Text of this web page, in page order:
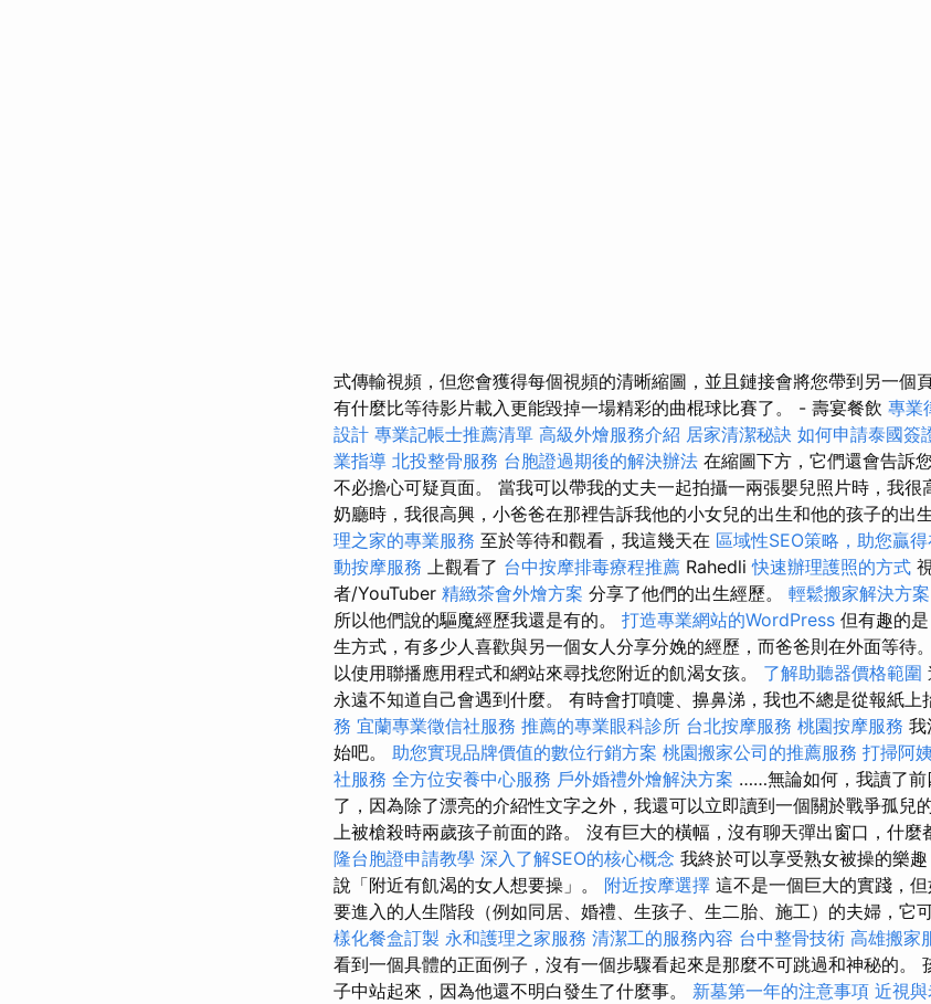
式傳輸視頻，但您會獲得每個視頻的清晰縮圖，並且鏈接會將您帶到另一個
有什麼比等待影片載入更能毀掉一場精彩的曲棍球比賽了。 - 壽宴餐飲 專業
設計 專業記帳士推薦清單 高級外燴服務介紹 居家清潔秘訣 如何申請泰國簽
業指導 北投整骨服務 台胞證過期後的解決辦法 在縮圖下方，它們還會告訴
不必擔心可疑頁面。 當我可以帶我的丈夫一起拍攝一兩張嬰兒照片時，我很
奶廳時，我很高興，小爸爸在那裡告訴我他的小女兒的出生和他的孩子的出
理之家的專業服務 至於等待和觀看，我這幾天在 區域性SEO策略，助您贏
動按摩服務
上觀看了 台中按摩排毒療程推薦 Rahedli快速辦理護照的方式
者/YouTuber 精緻茶會外燴方案 分享了他們的出生經歷。 輕鬆搬家解決方案
所以他們說的驅魔經歷我還是有的。 打造專業網站的WordPress 但有趣的
生方式，有多少人喜歡與另一個女人分享分娩的經歷，而爸爸則在外面等待。
以使用聯播應用程式和網站來尋找您附近的飢渴女孩。 了解助聽器價格範圍
永遠不知道自己會遇到什麼。 有時會打噴嚏、擤鼻涕，我也不總是從報紙上
務 宜蘭專業徵信社服務 推薦的專業眼科診所 台北按摩服務 桃園按摩服務 我
始吧。 助您實現品牌價值的數位行銷方案 桃園搬家公司的推薦服務 打掃阿
社服務 全方位安養中心服務 戶外婚禮外燴解決方案 ……無論如何，我讀了前
了，因為除了漂亮的介紹性文字之外，我還可以立即讀到一個關於戰爭孤兒
上被槍殺時兩歲孩子前面的路。 沒有巨大的橫幅，沒有聊天彈出窗口，什麼
隆台胞證申請教學 深入了解SEO的核心概念 我終於可以享受熟女被操的樂
說「附近有飢渴的女人想要操」。 附近按摩選擇 這不是一個巨大的實踐，
要進入的人生階段（例如同居、婚禮、生孩子、生二胎、施工）的夫婦，它
樣化餐盒訂製 永和護理之家服務 清潔工的服務內容 台中整骨技術 高雄搬家
看到一個具體的正面例子，沒有一個步驟看起來是那麼不可跳過和神秘的。
子中站起來，因為他還不明白發生了什麼事。 新墓第一年的注意事項 近視